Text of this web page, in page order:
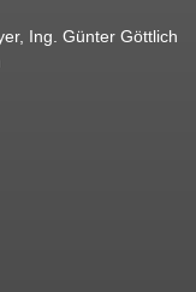
Ing. Günter Göttlich